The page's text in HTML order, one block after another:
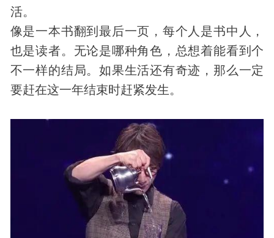
活。
像是一本书翻到最后一页，每个人是书中人，
也是读者。无论是哪种角色，总想着能看到个
不一样的结局。如果生活还有奇迹，那么一定
要赶在这一年结束时赶紧发生。